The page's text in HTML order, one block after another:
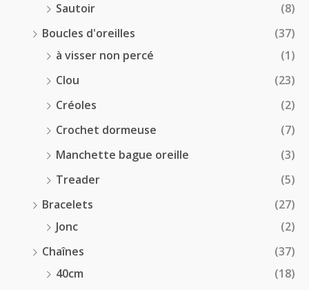
Sautoir
(8)
Boucles d'oreilles
(37)
à visser non percé
(1)
Clou
(23)
Créoles
(2)
Crochet dormeuse
(7)
Manchette bague oreille
(3)
Treader
(5)
Bracelets
(27)
Jonc
(2)
Chaînes
(37)
40cm
(18)